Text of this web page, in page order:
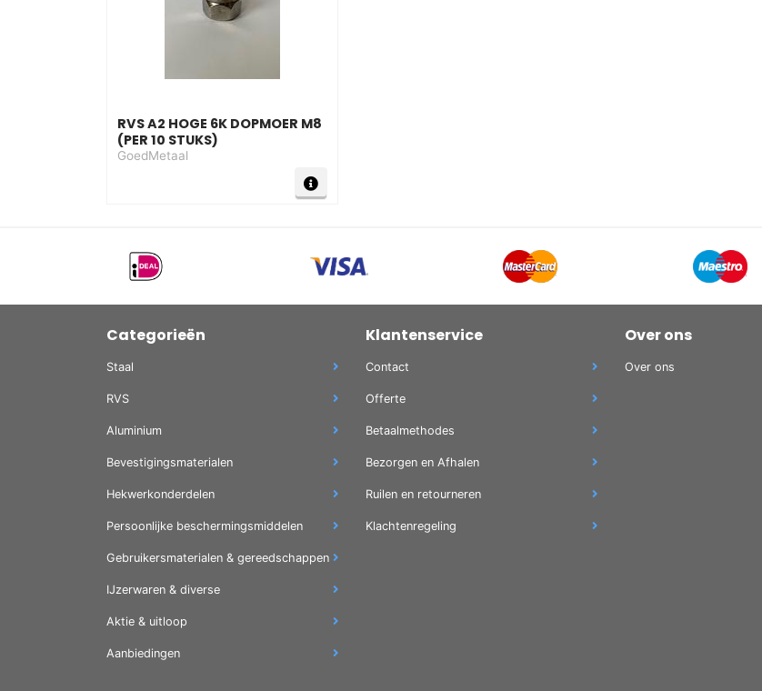
RVS A2 HOGE 6K DOPMOER M8
(PER 10 STUKS)
GoedMetaal
Categorieën
Staal
RVS
Aluminium
Bevestigingsmaterialen
Hekwerkonderdelen
Persoonlijke beschermingsmiddelen
Gebruikersmaterialen & gereedschappen
IJzerwaren & diverse
Aktie & uitloop
Aanbiedingen
Klantenservice
Contact
Offerte
Betaalmethodes
Bezorgen en Afhalen
Ruilen en retourneren
Klachtenregeling
Over ons
Over ons